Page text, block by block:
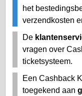
het
verzendkosten
De
vragen over
ticketsysteem.
Een Cashback
toegekend aan